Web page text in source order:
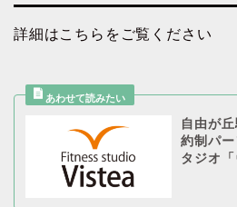
詳細はこちらをご覧ください
自由が
約制パ
タジオ「